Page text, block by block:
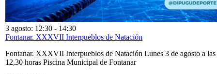
3 agosto: 12:30 - 14:30
Fontanar. XXXVII Interpueblos de Natación
Fontanar. XXXVII Interpueblos de Natación Lunes 3 de agosto a las
12,30 horas Piscina Municipal de Fontanar